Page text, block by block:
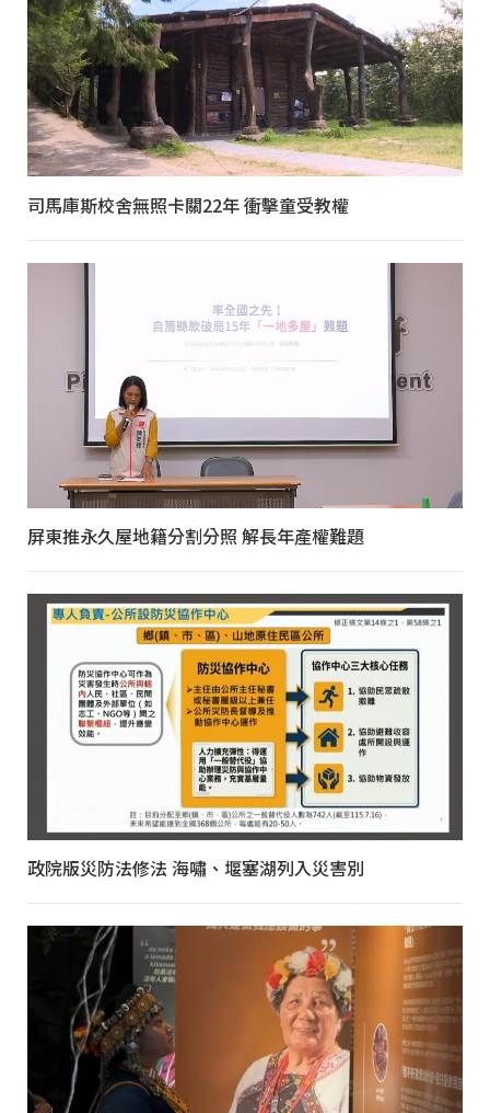
司馬庫斯校舍無照卡關22年 衝擊童受教權
屏東推永久屋地籍分割分照 解長年產權難題
政院版災防法修法 海嘯、堰塞湖列入災害別